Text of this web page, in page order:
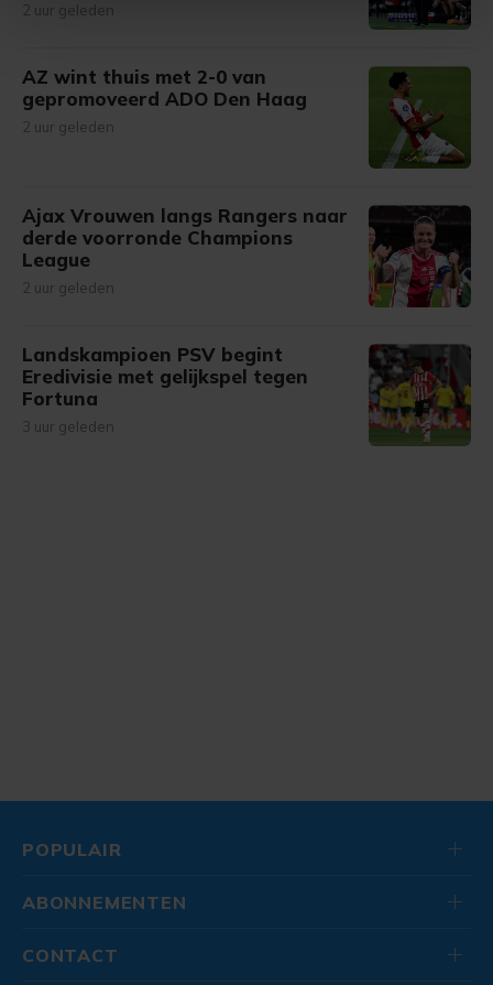
bezoek makkelijker en persoonlijker. Op
onze cookiepagina kun je ons cookiebeleid bekijken en je
gemaakte keuze altijd wijzigen of intrekken.
2 uur geleden
AZ wint thuis met 2-0 van
gepromoveerd ADO Den Haag
2 uur geleden
Ajax Vrouwen langs Rangers naar
derde voorronde Champions
League
2 uur geleden
Landskampioen PSV begint
Eredivisie met gelijkspel tegen
Fortuna
3 uur geleden
POPULAIR
ABONNEMENTEN
CONTACT